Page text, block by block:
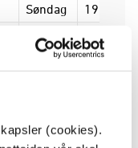
(cookies).
Søndag
19.15
17/4
Lørdag
18.00